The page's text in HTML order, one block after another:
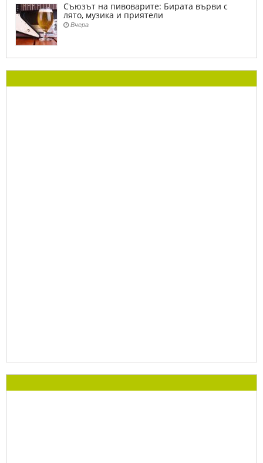
Съюзът на пивоварите: Бирата върви с
лято, музика и приятели
Вчера